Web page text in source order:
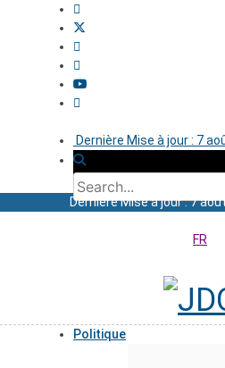
Dernière Mise à jour : 7
Dernière Mise à jour : 7
FR
Politique